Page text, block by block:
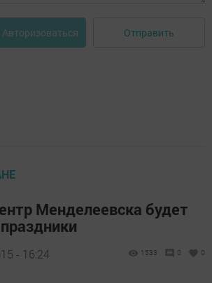
Авторизоваться Отправить
Менделеевска будет
- 16:24 1533 0 0